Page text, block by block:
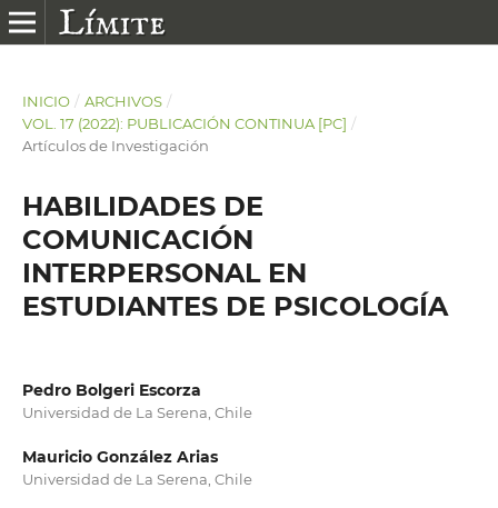
INICIO / ARCHIVOS /
VOL. 17 (2022): PUBLICACIÓN CONTINUA [PC] /
Artículos de Investigación
HABILIDADES DE
COMUNICACIÓN
INTERPERSONAL EN
ESTUDIANTES DE PSICOLOGÍA
Pedro Bolgeri Escorza
Universidad de La Serena, Chile
Mauricio González Arias
Universidad de La Serena, Chile